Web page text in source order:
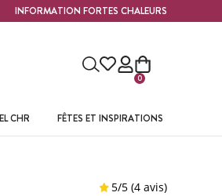
INFORMATION FORTES CHALEURS
0
CHR FÊTES ET INSPIRATIONS